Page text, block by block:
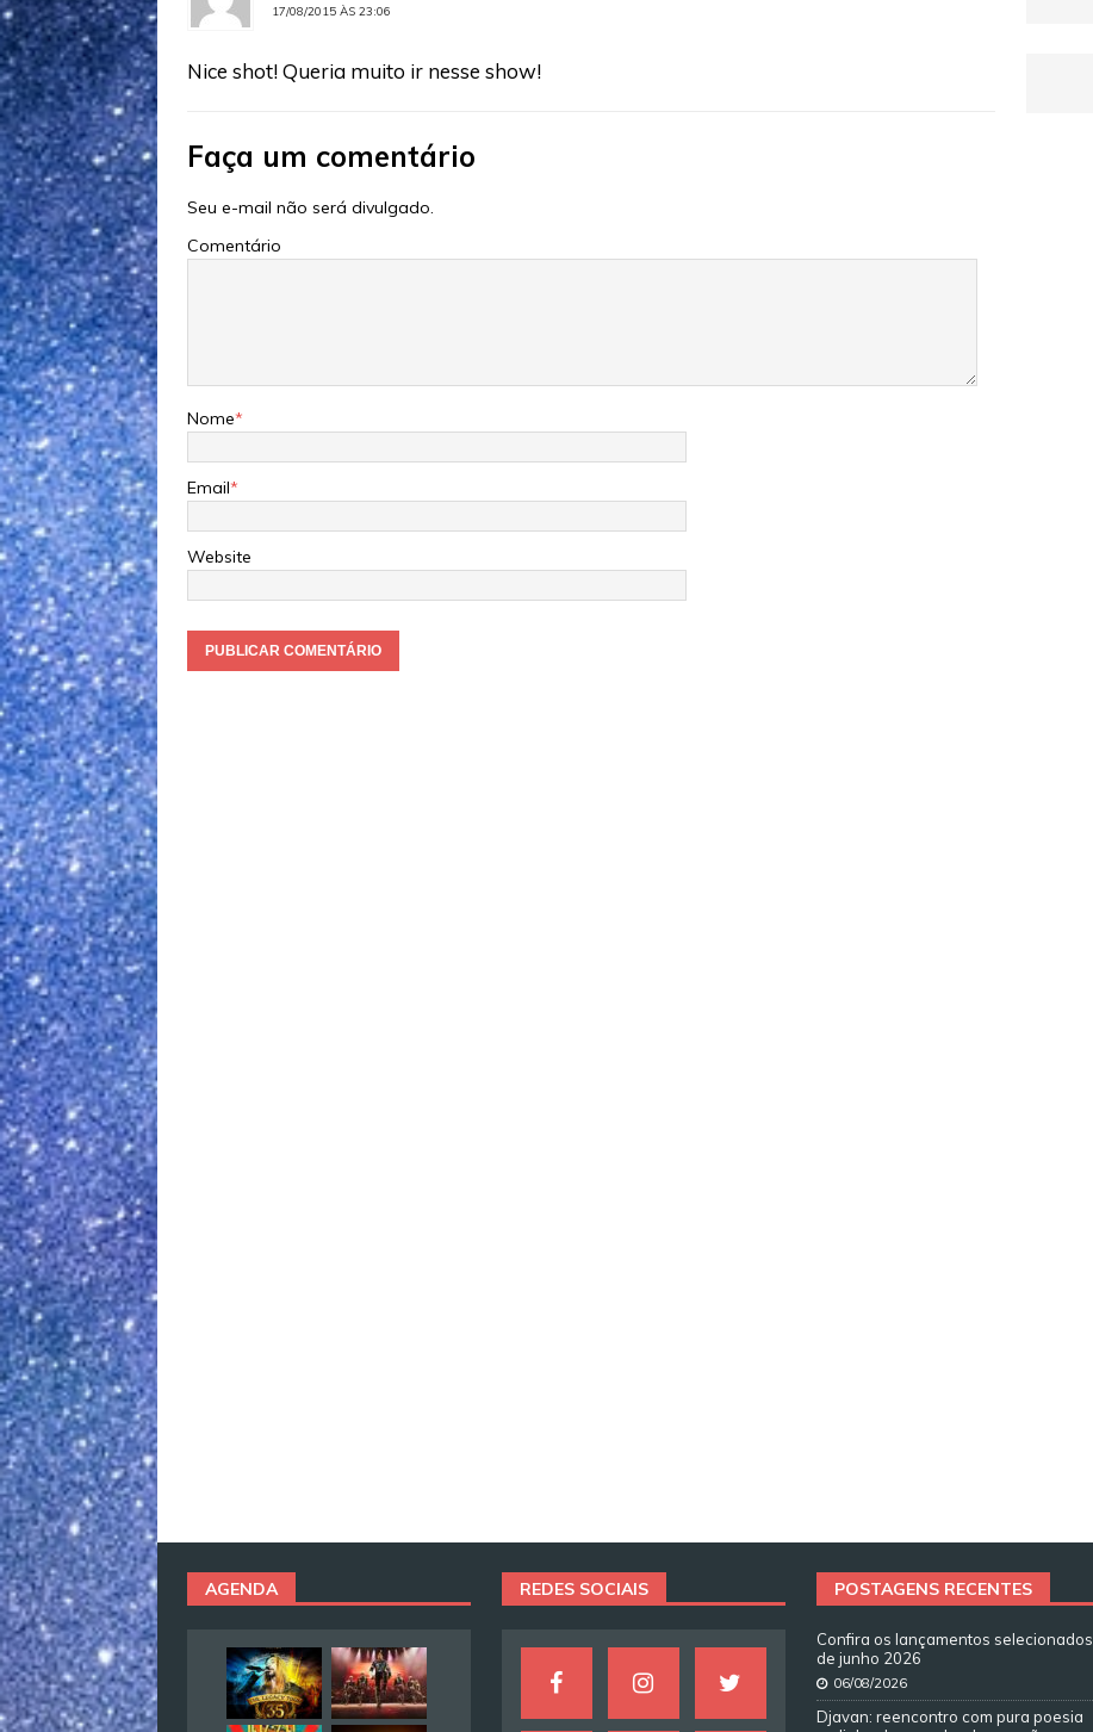
17/08/2015 ÀS 23:06
Nice shot! Queria muito ir nesse show!
Faça um comentário
Seu e-mail não será divulgado.
Comentário
Nome*
Email*
Website
AGENDA REDES SOCIAIS POSTAGENS RECENTES
Confira os lançamentos selecionados
de junho 2026
06/08/2026
Djavan: reencontro com pura poesia